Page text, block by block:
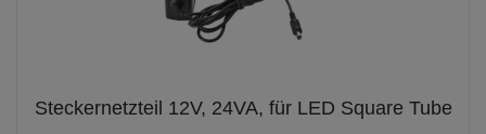
Steckernetzteil 12V, 24VA, für LED Square Tube